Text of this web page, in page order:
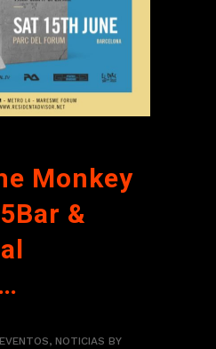
Monkey
&
EVENTOS, NOTICIAS BY